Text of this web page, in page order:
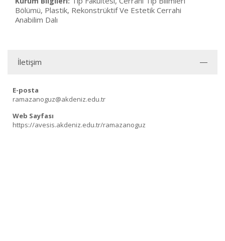
Bölümü, Plastik, Rekonstrüktif Ve Estetik Cerrahi
Anabilim Dalı
İletişim
E-posta
ramazanoguz@akdeniz.edu.tr
Web Sayfası
https://avesis.akdeniz.edu.tr/ramazanoguz